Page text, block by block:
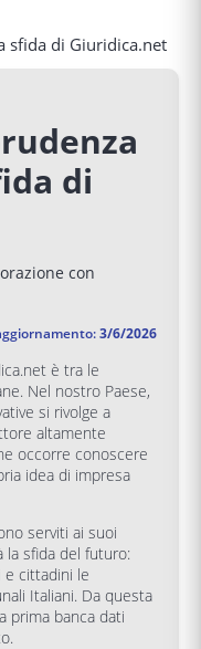
sfida di Giuridica.net
di
con
3/6/2026
è tra le
Nel nostro Paese,
si rivolge a
altamente
occorre conoscere
idea di impresa
serviti ai suoi
la sfida del futuro:
e cittadini le
Italiani. Da questa
prima banca dati